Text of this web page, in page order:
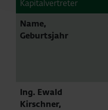
Kapitalvertreter
Name,
Geburtsjahr
Ing. Ewald
Kirschner,